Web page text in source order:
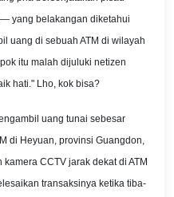
yang belakangan diketahui
uang di sebuah ATM di wilayah
itu malah dijuluki netizen
hati." Lho, kok bisa?
uang tunai sebesar
di Heyuan, provinsi Guangdon,
CCTV jarak dekat di ATM
transaksinya ketika tiba-